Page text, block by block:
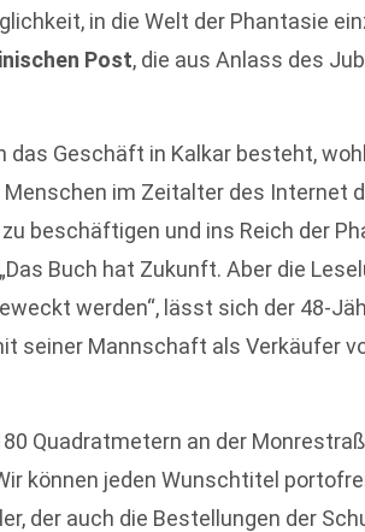
in die Welt der Phantasie
Post, die aus Anlass des
das Geschäft in Kalkar besteht,
im Zeitalter des Internet
beschäftigen und ins Reich der
Buch hat Zukunft. Aber die
werden“, lässt sich der 48-
seiner Mannschaft als Verkäufer
Quadratmetern an der
können jeden Wunschtitel
der auch die Bestellungen der